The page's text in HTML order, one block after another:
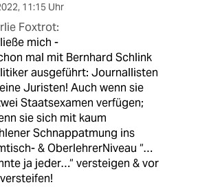
, 11:15 Uhr
Foxtrot:
mich -
mal mit Bernhard Schlink
ausgeführt: Journallisten
Juristen! Auch wenn sie
Staatsexamen verfügen;
sie sich mit kaum
Schnappatmung ins
& OberlehrerNiveau “…
ja jeder…“ versteigen & vor